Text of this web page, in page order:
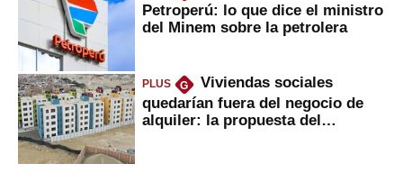
Petroperú: lo que dice el ministro
del Minem sobre la petrolera
PLUS G
Viviendas sociales
quedarían fuera del negocio de
alquiler: la propuesta del